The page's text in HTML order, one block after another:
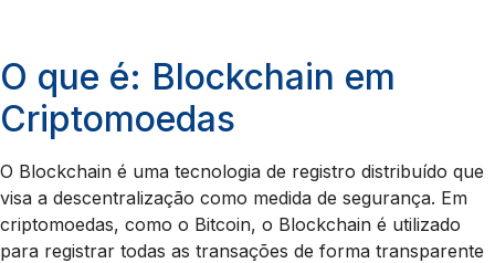
O que é: Blockchain em
Criptomoedas
O Blockchain é uma tecnologia de registro distribuído que
visa a descentralização como medida de segurança. Em
criptomoedas, como o Bitcoin, o Blockchain é utilizado
para registrar todas as transações de forma transparente